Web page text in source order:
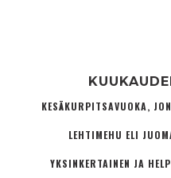
KESÄKURPITSAVUOKA,
LEHTIMEHU ELI
YKSINKERTAINEN JA